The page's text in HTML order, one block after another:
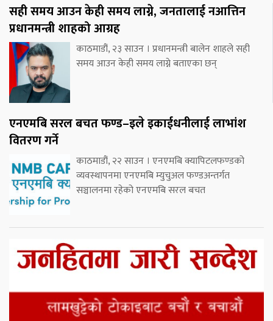
सही समय आउन केही समय लाग्ने, जनतालाई नआत्तिन
प्रधानमन्त्री शाहको आग्रह
काठमाडौं, २३ साउन । प्रधानमन्त्री बालेन शाहले सही
समय आउन केही समय लाग्ने बताएका छन्
एनएमबि सरल बचत फण्ड–इले इकाईधनीलाई लाभांश
वितरण गर्ने
काठमाडौं, २२ साउन । एनएमबि क्यापिटलफण्डको
व्यवस्थापनमा एनएमबि म्युचुअल फण्डअन्तर्गत
सञ्चालनमा रहेको एनएमबि सरल बचत